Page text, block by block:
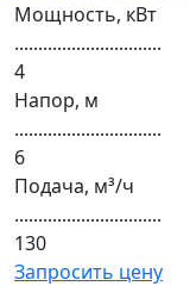
Мощность, кВт
...............................
4
Напор, м
...............................
6
Подача, м³/ч
...............................
130
Запросить цену